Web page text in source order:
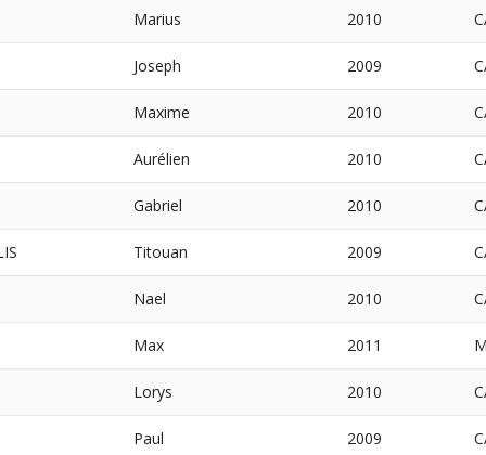
Marius 2010
Joseph 2009
Maxime 2010
Aurélien 2010
Gabriel 2010
Titouan 2009
Nael 2010
Max 2011
Lorys 2010
Paul 2009